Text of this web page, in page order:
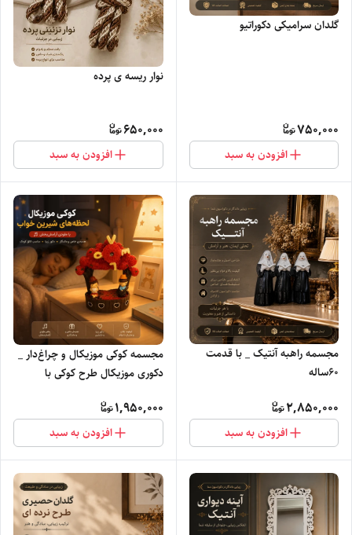
گلدان سرامیکی دکوراتیو
750,000
افزودن به سبد
نوار ریسه ی پرده
650,000
افزودن به سبد
مجسمه راهبه آنتیک _ با قدمت
۶۰ساله
2,850,000
افزودن به سبد
مجسمه کوکی موزیکال و چراغ‌دار _
دکوری موزیکال طرح کوکی با
1,950,000
افزودن به سبد